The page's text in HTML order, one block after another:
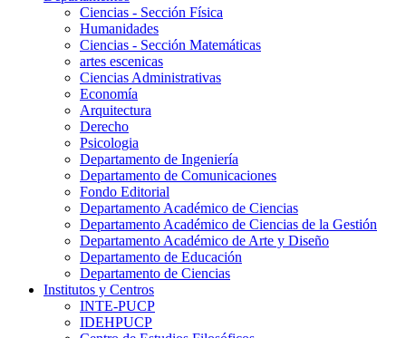
Ciencias - Sección Física
Humanidades
Ciencias - Sección Matemáticas
artes escenicas
Ciencias Administrativas
Economía
Arquitectura
Derecho
Psicologia
Departamento de Ingeniería
Departamento de Comunicaciones
Fondo Editorial
Departamento Académico de Ciencias
Departamento Académico de Ciencias de la Gestión
Departamento Académico de Arte y Diseño
Departamento de Educación
Departamento de Ciencias
Institutos y Centros
INTE-PUCP
IDEHPUCP